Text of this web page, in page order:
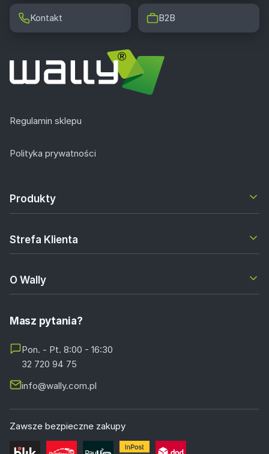
Kontakt B2B
Regulamin sklepu
Polityka prywatności
Produkty
Strefa Klienta
O Wally
Masz pytania?
Pon. - Pt. 8:00 - 16:30
32 720 94 75
info@wally.com.pl
Zawsze bezpieczne zakupy